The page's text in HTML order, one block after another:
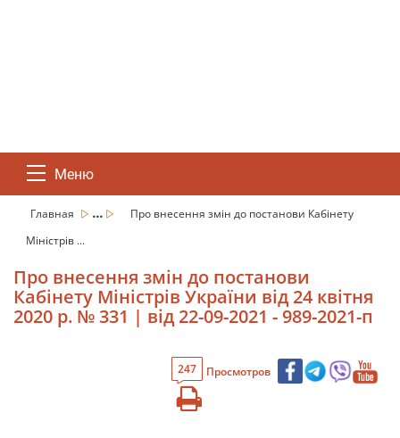
Меню
Главная ...
Про внесення змін до постанови Кабінету
Міністрів ...
Про внесення змін до постанови
Кабінету Міністрів України від 24 квітня
2020 р. № 331 | від 22-09-2021 - 989-2021-п
247 Просмотров